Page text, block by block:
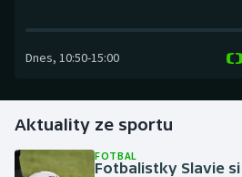
Futsal
Golf
Dnes, 10:50-15:00
Aktuality ze sportu
FOTBAL
Fotbalistky Slavie